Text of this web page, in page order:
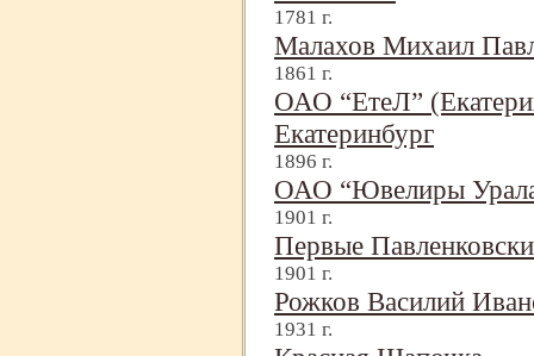
1781 г.
Малахов Михаил
1861 г.
ОАО “ЕтеЛ”
Екатеринбург
1896 г.
ОАО “Ювелиры
1901 г.
Первые
1901 г.
Рожков Василий
1931 г.